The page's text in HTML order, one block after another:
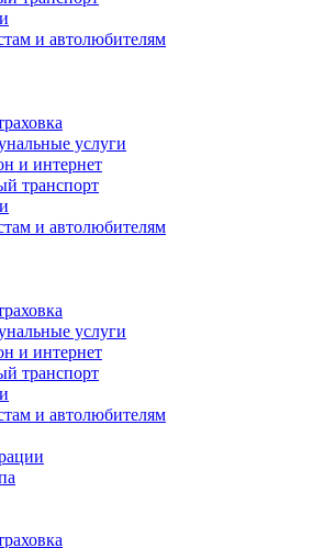
и автолюбителям
услуги
и интернет
транспорт
и автолюбителям
услуги
и интернет
транспорт
и автолюбителям